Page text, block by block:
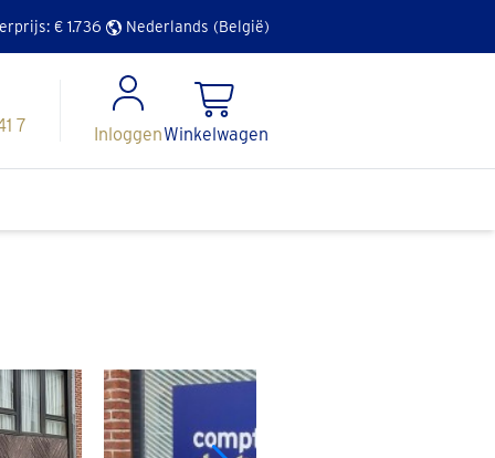
€ 1.736 Nederlands (België)
7
InloggenWinkelwagen